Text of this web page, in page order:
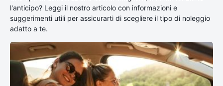
l'anticipo? Leggi il nostro articolo con informazioni e
suggerimenti utili per assicurarti di scegliere il tipo di noleggio
adatto a te.